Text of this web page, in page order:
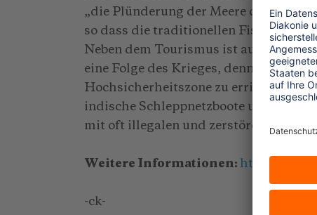
„die Plünderung der Meere oder die
so dass die traditionellen Fischer
Neben dem Tourismus ist auf der
eine Folge des Krieges, denn das
Hochsicherheitszone zu errichten.
indische Schleppnetzboote und
mit oft illegalen und zerstörerischen
Weitere Informationen: http://
-ck-